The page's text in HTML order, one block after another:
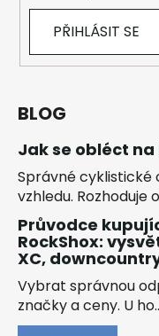
PŘIHLÁSIT SE
BLOG
Jak se obléct na
Správné cyklistické
vzhledu. Rozhoduje
Průvodce
RockShox:
XC,
Vybrat správnou
značky a ceny. U